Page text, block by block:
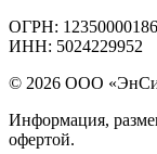
ОГРН:
ИНН: 5024229952
© 2026 ООО
Информация,
офертой.